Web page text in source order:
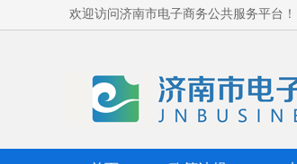
欢迎访问济南市电子商务公共服务平台！